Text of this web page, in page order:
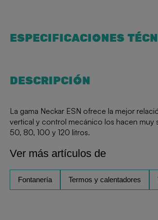
ESPECIFICACIONES
DESCRIPCIÓN
La gama Neckar ESN ofrece la mejor
vertical y control mecánico los hacen muy
50, 80, 100 y 120 litros.
Ver más artículos de
Fontanería Termos y calentadores